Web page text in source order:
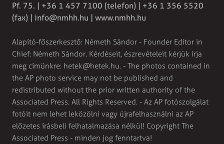
Pf. 75. | +36 1 457 7100 (telefon) | +36 1 356 5520
(fax) | info@nmhh.hu | www.nmhh.hu
Alapító-főszerkesztő: Németh Sándor - Founder Editor in
Chief: Németh Sándor. Kérdéseit, észrevételeit kérjük írja
meg címünkre: hetek@hetek.hu. - The photos contained in
the AP photo service may not be published and
redistributed without the prior written authority of the
Associated Press. All Rights Reserved. - Az AP fotószolgálat
fotóit nem lehet leközölni vagy újrafelhasználni az AP
előzetes írásbeli felhatalmazása nélkül! Copyright The
Associated Press - minden jog fenntartva!